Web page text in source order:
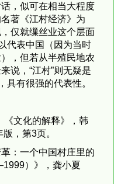
，似可在相当大程度
著《江村经济》为
仅就缫丝业这个层面
代表中国（因为当时
，但若从半殖民地农
说，“江村”则无疑是
具有很强的代表性。
文化的解释》，韩
，第3页。
：一个中国村庄里的
）》，龚小夏